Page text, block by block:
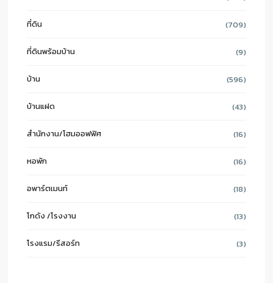
ที่ดิน (709)
ที่ดินพร้อมบ้าน (9)
บ้าน (596)
บ้านแฝด (43)
สำนักงาน/โฮมออฟฟิศ (16)
หอพัก (16)
อพาร์ตเมนท์ (18)
โกดัง /โรงงาน (13)
โรงแรม/รีสอร์ท (3)